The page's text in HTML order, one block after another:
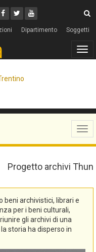
Facebook
Twitter
Youtube
Dipartimento Soggetti
Progetto archivi Thun
beni archivistici, librari e
per i beni culturali,
gli archivi di una
storia ha disperso in